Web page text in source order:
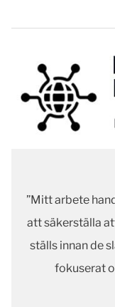
”Mitt arbete
att säkerställa
ställs innan de
fokuserat